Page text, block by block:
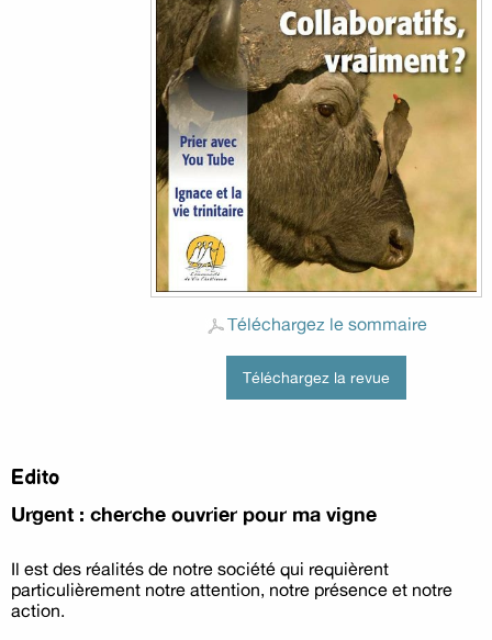
Edito
Urgent : cherche ouvrier pour ma vigne
Il est des réalités de notre société qui requièrent
particulièrement notre attention, notre présence et notre
action.
Téléchargez le sommaire
Téléchargez la revue